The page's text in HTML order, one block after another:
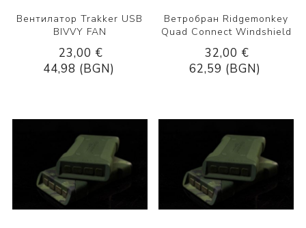
Вентилатор Trakker USB
BIVVY FAN
23,00 €
44,98 (BGN)
Ветробран Ridgemonkey
Quad Connect Windshield
32,00 €
62,59 (BGN)